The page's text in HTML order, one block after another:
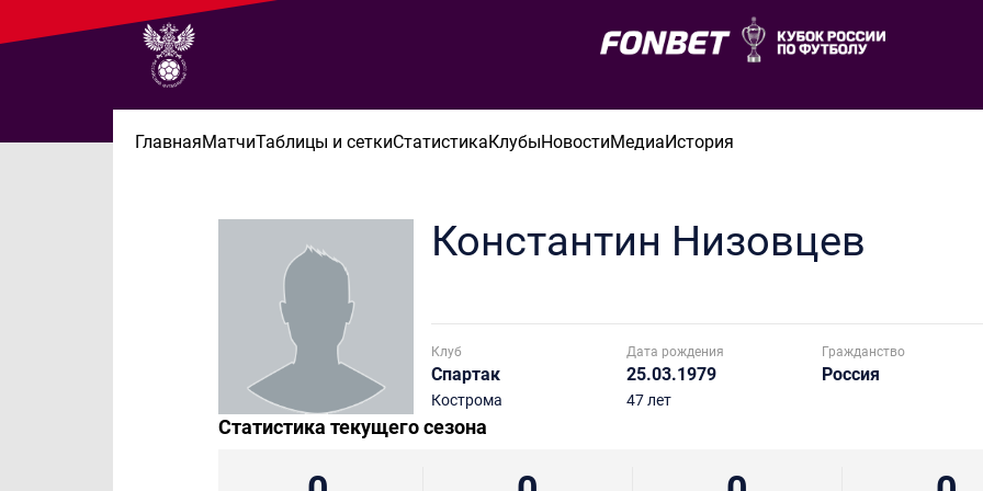
ГлавнаяМатчиТаблицы и сеткиСтатистикаКлубыНовостиМедиаИстория
Константин Низовцев
Клуб
Спартак
Кострома
Дата рождения
25.03.1979
47 лет
Гражданство
Россия
Статистика текущего сезона